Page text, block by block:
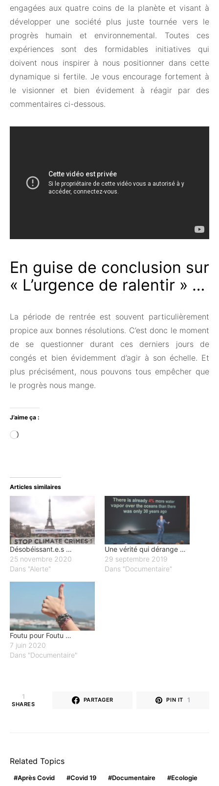
engagées aux quatre coins de la planète et visant à
développer une société plus juste tournée vers le
progrès humain et environnemental. Toutes ces
expériences sont des formidables initiatives qui
doivent nous inspirer à nous positionner dans cette
dynamique si fertile. Je vous encourage fortement à
le visionner et bien évidement à réagir par des
commentaires ci-dessous.
En guise de conclusion sur
« L’urgence de ralentir » …
La période de rentrée est souvent particulièrement
propice aux bonnes résolutions. C’est donc le moment
de se questionner durant ces derniers jours de
congés et bien évidemment d’agir à son échelle. Et
plus précisément, nous pouvons tous empêcher que
le progrès nous mange.
J’aime ça :
Chargement…
Articles similaires
Désobéissant.e.s …
25 novembre 2020
Dans "Alerte"
Une vérité qui dérange …
29 septembre 2019
Dans "Documentaire"
Foutu pour Foutu …
7 juin 2020
Dans "Documentaire"
1
SHARES
PARTAGER PIN IT 1
Related Topics
Après Covid Covid 19 Documentaire
Ecologie